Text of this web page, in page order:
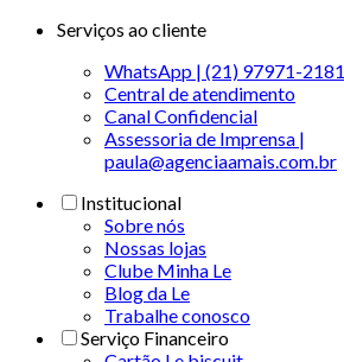
Serviços ao cliente
WhatsApp | (21) 97971-2181
Central de atendimento
Canal Confidencial
Assessoria de Imprensa |
paula@agenciaamais.com.br
Institucional
Sobre nós
Nossas lojas
Clube Minha Le
Blog da Le
Trabalhe conosco
Serviço Financeiro